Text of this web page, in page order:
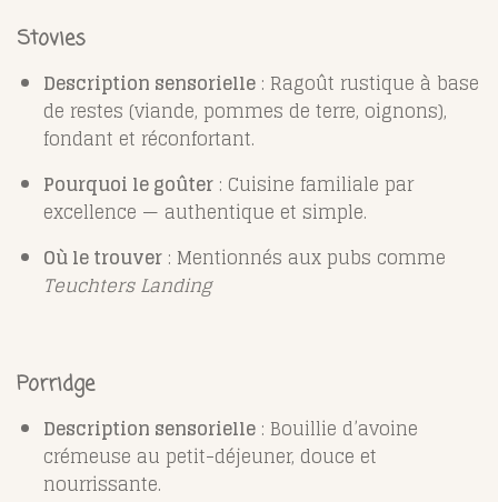
Stovies
Description sensorielle : Ragoût rustique à base
de restes (viande, pommes de terre, oignons),
fondant et réconfortant.
Pourquoi le goûter : Cuisine familiale par
excellence — authentique et simple.
Où le trouver : Mentionnés aux pubs comme
Teuchters Landing
Porridge
Description sensorielle : Bouillie d’avoine
crémeuse au petit-déjeuner, douce et
nourrissante.